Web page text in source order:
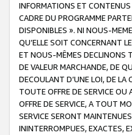
INFORMATIONS ET
CADRE DU PROGRAMME
DISPONIBLES ». NI NOUS-
QU’ELLE SOIT CONCERNANT
ET NOUS-MÊMES DECLINONS
DE VALEUR MARCHANDE, DE
DECOULANT D’UNE LOI, DE LA
TOUTE OFFRE DE SERVICE OU
OFFRE DE SERVICE, A TOUT
SERVICE SERONT
ININTERROMPUES, EXACTES,